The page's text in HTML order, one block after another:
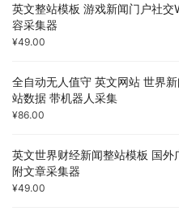
英文整站模板 游戏新闻门户社
容采集器
¥49.00
全自动无人值守 英文网站 世界
站数据 带机器人采集
¥86.00
英文世界财经新闻整站模板 国
附文章采集器
¥49.00